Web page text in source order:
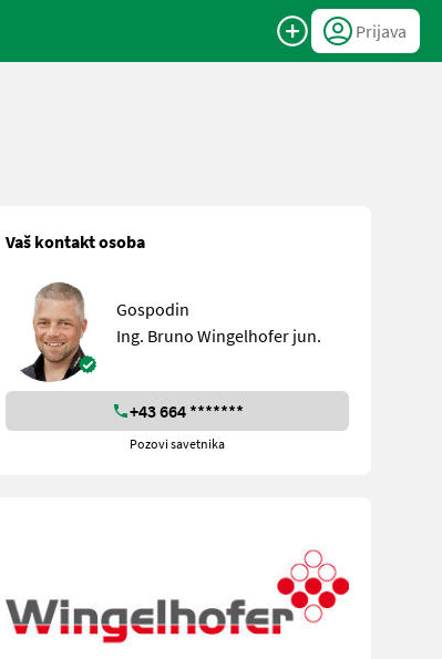
Prijava
Vaš kontakt osoba
Gospodin
Ing. Bruno Wingelhofer jun.
+43 664 *******
Pozovi savetnika